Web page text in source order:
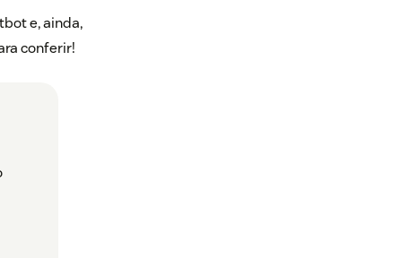
e, ainda,
conferir!